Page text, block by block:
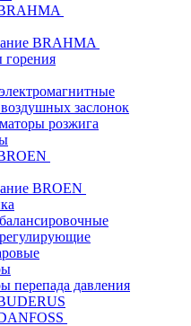
BRAHMA
горения
заслонок
розжига
BROEN
перепада давления